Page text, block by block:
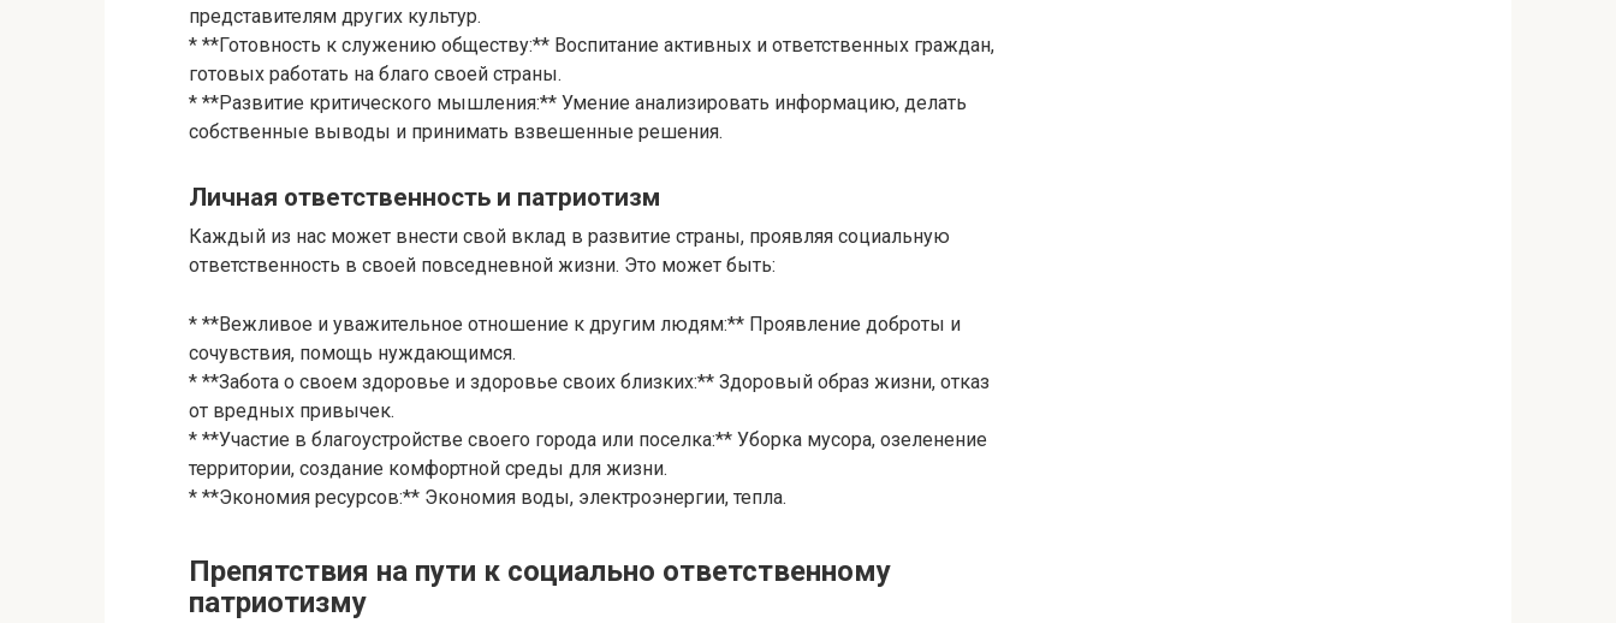
представителям других культур.
* **Готовность к служению обществу:** Воспитание активных и ответственных граждан,
готовых работать на благо своей страны.
* **Развитие критического мышления:** Умение анализировать информацию, делать
собственные выводы и принимать взвешенные решения.
Личная ответственность и патриотизм
Каждый из нас может внести свой вклад в развитие страны, проявляя социальную
ответственность в своей повседневной жизни. Это может быть:
* **Вежливое и уважительное отношение к другим людям:** Проявление доброты и
сочувствия, помощь нуждающимся.
* **Забота о своем здоровье и здоровье своих близких:** Здоровый образ жизни, отказ
от вредных привычек.
* **Участие в благоустройстве своего города или поселка:** Уборка мусора, озеленение
территории, создание комфортной среды для жизни.
* **Экономия ресурсов:** Экономия воды, электроэнергии, тепла.
Препятствия на пути к социально ответственному
патриотизму